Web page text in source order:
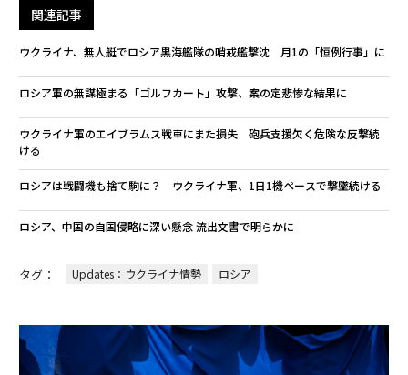
関連記事
ウクライナ、無人艇でロシア黒海艦隊の哨戒艦撃沈 月1の「恒例行事」に
ロシア軍の無謀極まる「ゴルフカート」攻撃、案の定悲惨な結果に
ウクライナ軍のエイブラムス戦車にまた損失 砲兵支援欠く危険な反撃続
ける
ロシアは戦闘機も捨て駒に？ ウクライナ軍、1日1機ペースで撃墜続ける
ロシア、中国の自国侵略に深い懸念 流出文書で明らかに
タグ： Updates：ウクライナ情勢 ロシア